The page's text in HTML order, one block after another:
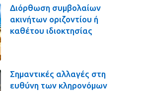
Διόρθωση συμβολαίων
ακινήτων οριζοντίου ή
καθέτου ιδιοκτησίας
Σημαντικές αλλαγές στη
ευθύνη των κληρονόμων